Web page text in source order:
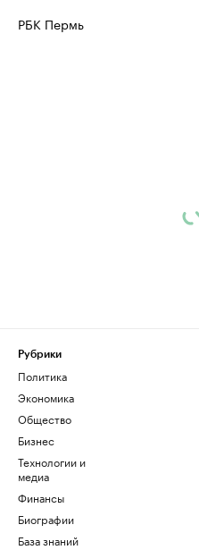
РБК Пермь
Рубрики
Политика
Экономика
Общество
Бизнес
Технологии и
медиа
Финансы
Биографии
База знаний